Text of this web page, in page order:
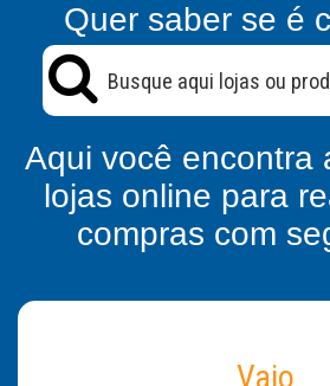
Quer saber se é
Aqui você encontra
lojas online para
compras com
Vaio